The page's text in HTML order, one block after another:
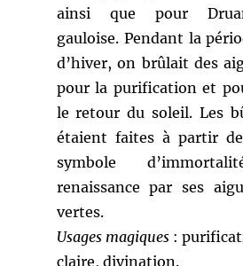
ainsi que pour
gauloise. Pendant la
d’hiver, on brûlait des
pour la purification et
le retour du soleil. Les
étaient faites à partir
symbole
renaissance par ses
vertes.
Usages magiques:
claire, divination.